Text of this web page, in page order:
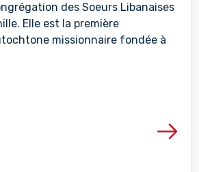
des Soeurs Libanaises
Elle est la première
missionnaire fondée à
Voir les détails de la